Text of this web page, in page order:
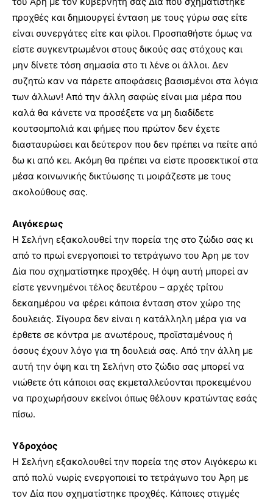
προχθές και δημιουργεί ένταση με τους γύρω σας είτε
είναι συνεργάτες είτε και φίλοι. Προσπαθήστε όμως να
είστε συγκεντρωμένοι στους δικούς σας στόχους και
μην δίνετε τόση σημασία στο τι λένε οι άλλοι. Δεν
συζητώ καν να πάρετε αποφάσεις βασισμένοι στα λόγια
των άλλων! Από την άλλη σαφώς είναι μια μέρα που
καλά θα κάνετε να προσέξετε να μη διαδίδετε
κουτσομπολιά και φήμες που πρώτον δεν έχετε
διασταυρώσει και δεύτερον που δεν πρέπει να πείτε από
δω κι από κει. Ακόμη θα πρέπει να είστε προσεκτικοί στα
μέσα κοινωνικής δικτύωσης τι μοιράζεστε με τους
ακολούθους σας.
Αιγόκερως
Η Σελήνη εξακολουθεί την πορεία της στο ζώδιο σας κι
από το πρωί ενεργοποιεί το τετράγωνο του Άρη με τον
Δία που σχηματίστηκε προχθές. Η όψη αυτή μπορεί αν
είστε γεννημένοι τέλος δευτέρου – αρχές τρίτου
δεκαημέρου να φέρει κάποια ένταση στον χώρο της
δουλειάς. Σίγουρα δεν είναι η κατάλληλη μέρα για να
έρθετε σε κόντρα με ανωτέρους, προϊσταμένους ή
όσους έχουν λόγο για τη δουλειά σας. Από την άλλη με
αυτή την όψη και τη Σελήνη στο ζώδιο σας μπορεί να
νιώθετε ότι κάποιοι σας εκμεταλλεύονται προκειμένου
να προχωρήσουν εκείνοι όπως θέλουν κρατώντας εσάς
πίσω.
Υδροχόος
Η Σελήνη εξακολουθεί την πορεία της στον Αιγόκερω κι
από πολύ νωρίς ενεργοποιεί το τετράγωνο του Άρη με
τον Δία που σχηματίστηκε προχθές. Κάποιες στιγμές